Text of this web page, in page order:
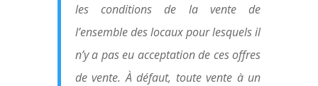
les conditions de la vente de
l’ensemble des locaux pour lesquels il
n’y a pas eu acceptation de ces offres
de vente. À défaut, toute vente à un